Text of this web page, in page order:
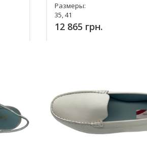
Размеры:
35, 41
12 865 грн.